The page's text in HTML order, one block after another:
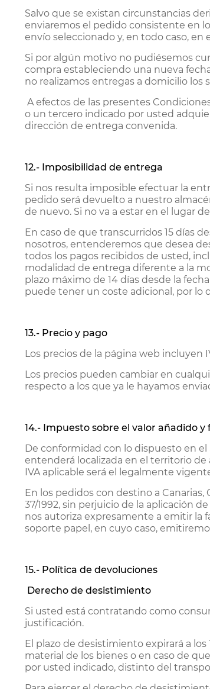
Salvo que se existan circunstancias
enviaremos el pedido consistente en
envío seleccionado y, en todo caso,
Si por algún motivo no pudiésemos
compra estableciendo una nueva
no realizamos entregas a domicilio los
A efectos de las presentes
o un tercero indicado por usted
dirección de entrega convenida.
12.- Imposibilidad de entrega
Si nos resulta imposible efectuar la
pedido será devuelto a nuestro
de nuevo. Si no va a estar en el lugar
En caso de que transcurridos 15 días
nosotros, entenderemos que desea
todos los pagos recibidos de usted,
modalidad de entrega diferente a la
plazo máximo de 14 días desde la
puede tener un coste adicional, por lo
13.- Precio y pago
Los precios de la página web incluyen
Los precios pueden cambiar en
respecto a los que ya le hayamos
14.- Impuesto sobre el valor añadido
De conformidad con lo dispuesto en el
entenderá localizada en el territorio de
IVA aplicable será el legalmente
En los pedidos con destino a
37/1992, sin perjuicio de la aplicación
nos autoriza expresamente a emitir la
soporte papel, en cuyo caso,
15.- Política de devoluciones
Derecho de desistimiento
Si usted está contratando como
justificación.
El plazo de desistimiento expirará a
material de los bienes o en caso de
por usted indicado, distinto del